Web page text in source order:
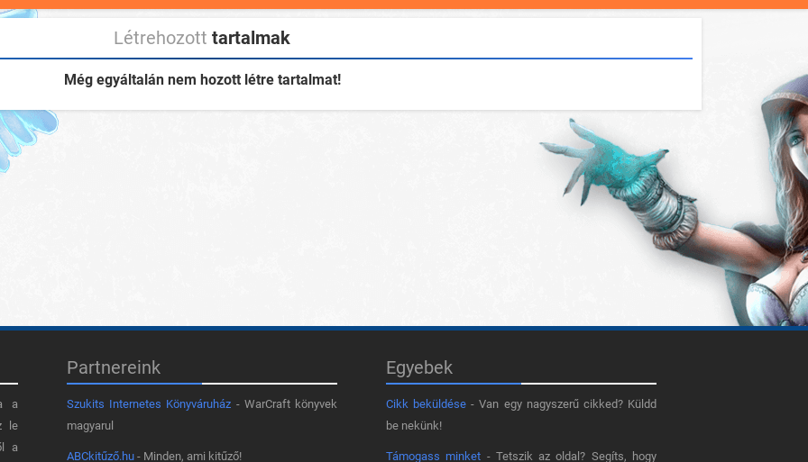
Létrehozott tartalmak
Még egyáltalán nem hozott létre tartalmat!
a
le
a
Partnereink
Szukits Internetes Könyváruház - WarCraft könyvek
magyarul
ABCkitűző.hu - Minden, ami kitűző!
Egyebek
Cikk beküldése - Van egy nagyszerű cikked? Küldd
be nekünk!
Támogass minket - Tetszik az oldal? Segíts, hogy